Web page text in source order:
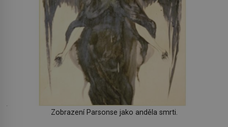
Zobrazení Parsonse jako anděla smrti.